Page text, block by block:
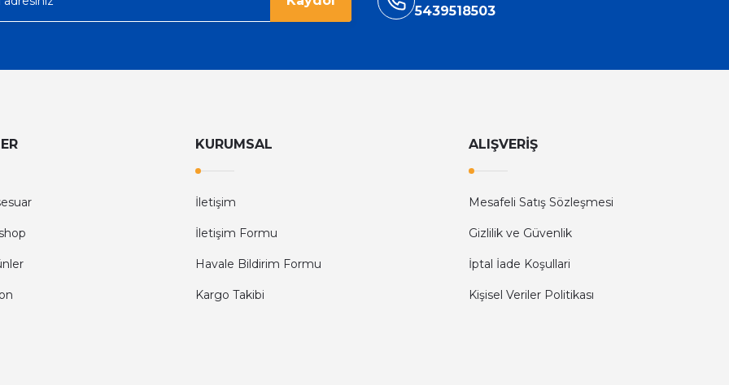
5439518503
KURUMSAL
İletişim
İletişim Formu
Havale Bildirim Formu
Kargo Takibi
ALIŞVERİŞ
Mesafeli Satış Sözleşmesi
Gizlilik ve Güvenlik
İptal İade Koşullari
Kişisel Veriler Politikası